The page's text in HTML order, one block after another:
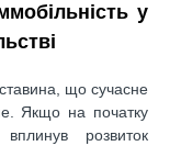
у
що сучасне
Якщо на початку
розвиток